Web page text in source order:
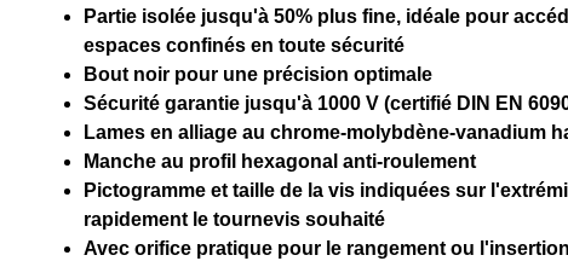
Partie isolée jusqu'à 50% plus fine, idéale pour
espaces confinés en toute sécurité
Bout noir pour une précision optimale
Sécurité garantie jusqu'à 1000 V (certifié DIN EN
Lames en alliage au chrome-molybdène-vanadium
Manche au profil hexagonal anti-roulement
Pictogramme et taille de la vis indiquées sur
rapidement le tournevis souhaité
Avec orifice pratique pour le rangement ou